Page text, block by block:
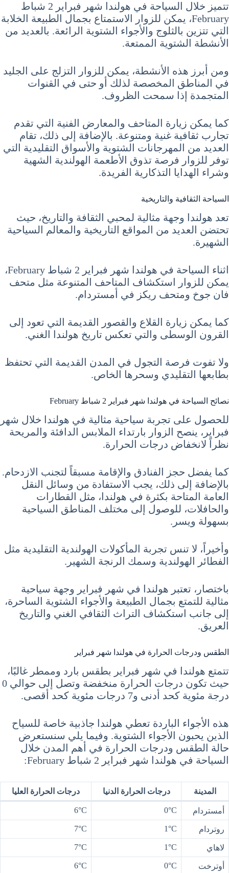
تتميز خلال السياحة في هولندا شهر فبراير 2 شباط
February، يمكن للزوار الاستمتاع بجمال الطبيعة الخلابة
التي تتزين بالثلوج والأجواء الشتوية الرائعة. بالعديد من
الأنشطة الشتوية الممتعة.
ومن أبرز هذه الأنشطة، يمكن للزوار التزلج على الجليد
في المناطق المخصصة لذلك أو حتى في القنوات
المتجمدة إذا سمحت الظروف.
كما يمكن زيارة المتاحف والمعارض الفنية التي تقدم
تجارب ثقافية غنية ومتنوعة. بالإضافة إلى ذلك، تقام
العديد من المهرجانات الشتوية والأسواق التقليدية التي
توفر للزوار فرصة تذوق الأطعمة الهولندية الشهية
وشراء الهدايا التذكارية الفريدة.
السياحة الثقافية والتاريخية
تعد هولندا وجهة مثالية لمحبي الثقافة والتاريخ، حيث
تحتضن العديد من المواقع التاريخية والمعالم السياحية
الشهيرة.
اثناء السياحة في هولندا شهر فبراير 2 شباط February،
يمكن للزوار استكشاف المتاحف المتنوعة مثل متحف
فان جوخ ومتحف ريكز في أمستردام.
كما يمكن زيارة القلاع والقصور القديمة التي تعود إلى
القرون الوسطى والتي تعكس تاريخ هولندا الغني.
ولا تفوت فرصة التجول في المدن القديمة التي تحتفظ
بطابعها التقليدي وسحرها الخاص.
نصائح السياحة في هولندا شهر فبراير 2 شباط February
للحصول على تجربة سياحية مثالية في هولندا خلال شهر
فبراير، ينصح الزوار بارتداء الملابس الدافئة والمريحة
نظراً لانخفاض درجات الحرارة.
كما يفضل حجز الفنادق والإقامة مسبقاً لتجنب الازدحام.
بالإضافة إلى ذلك، يجب الاستفادة من وسائل النقل
العامة المتاحة بكثرة في هولندا، مثل القطارات
والحافلات، للوصول إلى مختلف المناطق السياحية
بسهولة ويسر.
وأخيراً، لا تنس تجربة المأكولات الهولندية التقليدية مثل
الفطائر الهولندية وسمك الرنجة الشهير.
باختصار، تعتبر هولندا في شهر فبراير وجهة سياحية
مثالية للتمتع بجمال الطبيعة والأجواء الشتوية الساحرة،
إلى جانب استكشاف التراث الثقافي الغني والتاريخ
العريق.
الطقس ودرجات الحرارة في هولندا شهر فبراير
تتمتع هولندا في شهر فبراير بطقس بارد وممطر غالبًا،
حيث تكون درجات الحرارة منخفضة وتصل إلى حوالي 0
درجة مئوية كحد أدنى و7 درجات مئوية كحد أقصى.
هذه الأجواء الباردة تعطي هولندا جاذبية خاصة للسياح
الذين يحبون الأجواء الشتوية. وفيما يلي سنستعرض
حالة الطقس ودرجات الحرارة في أهم المدن خلال
السياحة في هولندا شهر فبراير 2 شباط February:
المدينة درجات الحرارة الدنيا درجات الحرارة العليا
أمستردام 0°C
6°C
روتردام 1°C
7°C
لاهاي 1°C
7°C
أوترخت 0°C
6°C